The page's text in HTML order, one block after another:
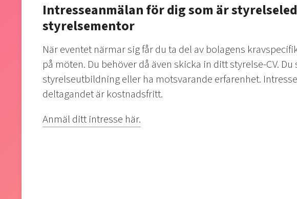
Intresseanmälan för dig som är
styrelsementor
När eventet närmar sig får du ta del av bolagens
på möten. Du behöver då även skicka in ditt styrelse-CV. Du
styrelseutbildning eller ha motsvarande erfarenhet.
deltagandet är kostnadsfritt.
Anmäl ditt intresse här.